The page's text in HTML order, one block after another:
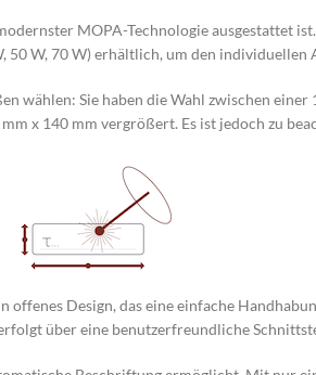
MOPA-Technologie ausgestattet
W, 70 W) erhältlich, um den
wählen: Sie haben die Wahl zwischen
x 140 mm vergrößert. Es ist jedoch zu
Design, das eine einfache
über eine benutzerfreundliche